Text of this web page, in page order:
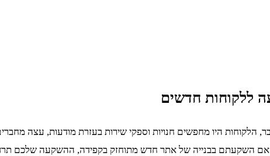
ללקוחות חדשים
היו מחפשים חנויות וספקי שירות בעזרת מודעות, עצה
אם השקעתם בבנייה של אתר חדש מתוחזק בקפידה, ההשקעה שלכם תרד